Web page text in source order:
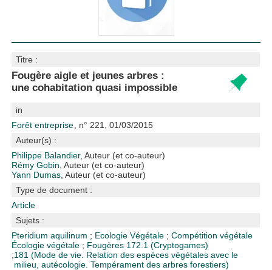
Titre :
Fougère aigle et jeunes arbres :
une cohabitation quasi impossible
in
Forêt entreprise , n° 221, 01/03/2015
Auteur(s) :
Philippe Balandier, Auteur (et co-auteur)
Rémy Gobin , Auteur (et co-auteur)
Yann Dumas , Auteur (et co-auteur)
Type de document :
Article
Sujets :
Pteridium aquilinum ; Ecologie Végétale ;Compétition végétale
Écologie végétale ; Fougères 172.1 (Cryptogames)
;181 (Mode de vie. Relation des espèces végétales avec le
milieu, autécologie. Tempérament des arbres forestiers)